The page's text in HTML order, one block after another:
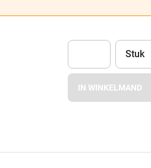
Eenheid
Stuk
IN WINKELMAND